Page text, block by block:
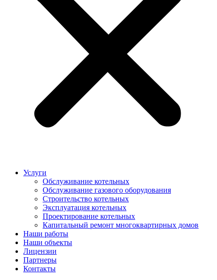
Услуги
Обслуживание котельных
Обслуживание газового оборудования
Строительство котельных
Эксплуатация котельных
Проектирование котельных
Капитальный ремонт многоквартирных домов
Наши работы
Наши объекты
Лицензии
Партнеры
Контакты